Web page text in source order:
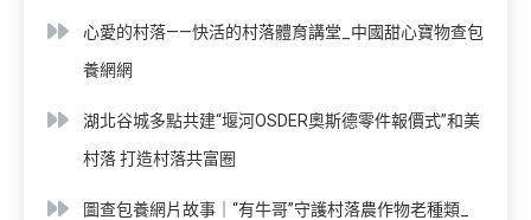
心愛的村落——快活的村落體育講堂_中國甜心寶物查包
養網網
湖北谷城多點共建“堰河OSDER奧斯德零件報價式”和美
村落 打造村落共富圈
圖查包養網片故事｜“有牛哥”守護村落農作物老種類_